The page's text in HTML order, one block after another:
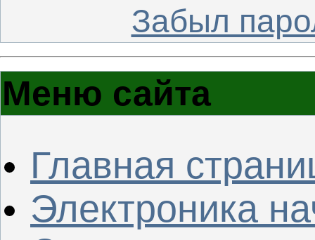
Забыл
Меню сайта
Главная
Электроника